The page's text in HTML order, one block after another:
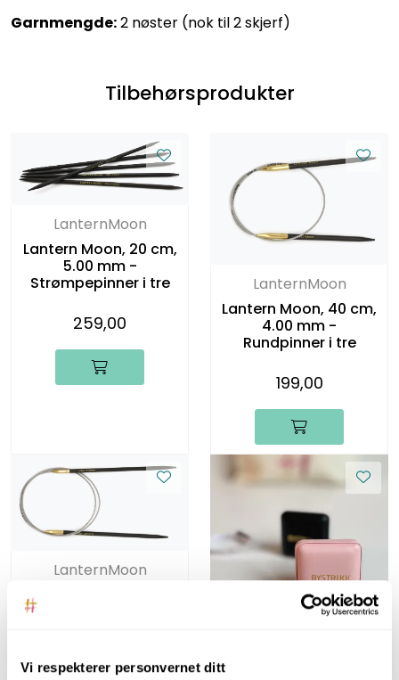
Vi respekterer personvernet ditt
Garnmengde:2 nøster (nok til 2 skjerf)
Tilbehørsprodukter
LanternMoon
Lantern Moon, 20 cm,
5.00 mm -
Strømpepinner i tre
259,00
LanternMoon
Lantern Moon, 40 cm,
4.00 mm -
Rundpinner i tre
199,00
LanternMoon
Lantern Moon, 80 cm,
199,00